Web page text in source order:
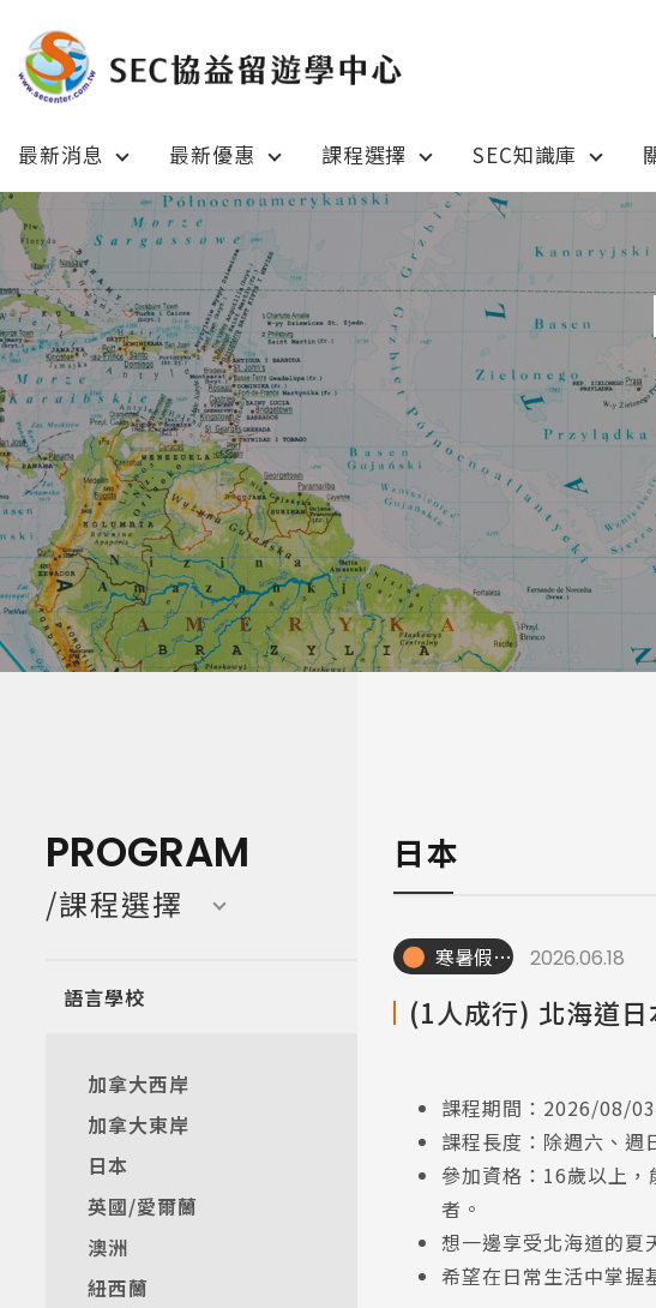
最新消息 最新優惠 課程選擇 SEC知識庫
Latest News 最新消息
綜合訊息
加拿大 Canada
日本 Japan
澳洲 Australia
英國 UK/愛爾蘭 Ireland
美國 USA
寒暑假遊學團 Camp
Promotion
加拿大 Canada
日本 Japan
澳洲 Australia
英國 UK / 愛爾蘭
美國 USA
紐西蘭 New Zealand
亞洲 Asia / 其他
PROGRAM
/課程選擇
語言學校
加拿大西岸
加拿大東岸
日本
英國/愛爾蘭
澳洲
紐西蘭
日本
寒暑假遊學團 2026.06.18
(1人成行) 北海道
課程期間：2026/08/
課程長度：除週六、週
參加資格：16歲以上
者。
想一邊享受北海道的夏
希望在日常生活中掌握